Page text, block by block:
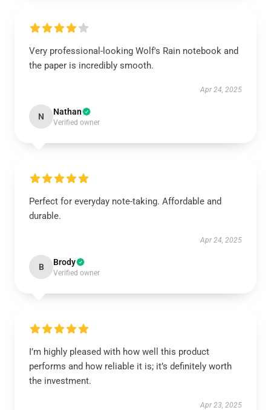
Very professional-looking Wolf's Rain notebook and
the paper is incredibly smooth.
Apr 24, 2025
N Nathan
Verified owner
Perfect for everyday note-taking. Affordable and
durable.
Apr 24, 2025
B Brody
Verified owner
I’m highly pleased with how well this product
performs and how reliable it is; it’s definitely worth
the investment.
Apr 23, 2025